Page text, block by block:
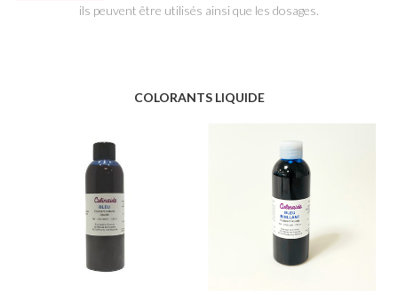
ils peuvent être utilisés ainsi que les dosages.
COLORANTS LIQUIDE